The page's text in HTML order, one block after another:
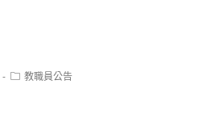
Post教職員公告